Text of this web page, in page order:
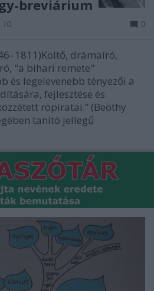
breviárium
0
drámaíró,
"a bihari remete"
és legelevenebb tényezői a
fejlesztése és
röpiratai.” (Beöthy
tanító jellegű